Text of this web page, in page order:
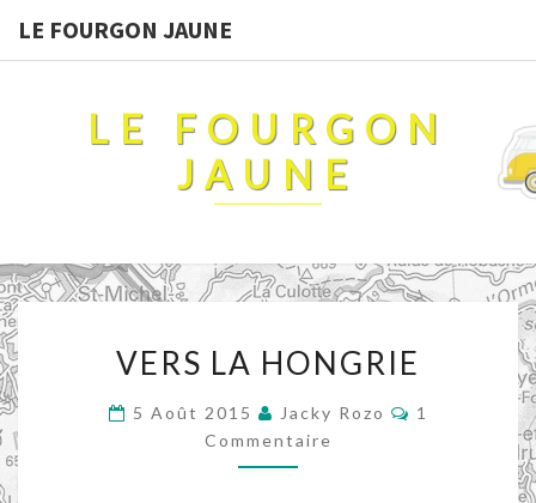
LE FOURGON JAUNE
LE FOURGON
JAUNE
LA
HONGRIE
VERS LA HONGRIE
5 Août 2015 Jacky Rozo
1
Commentaire